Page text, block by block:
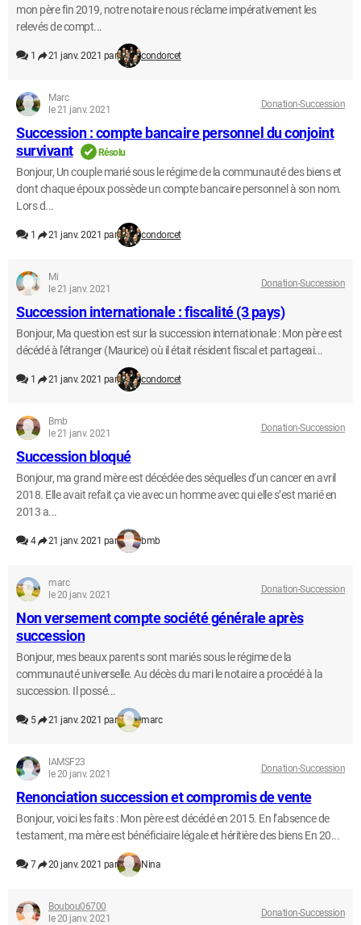
mon père fin 2019, notre notaire nous réclame impérativement les
relevés de compt...
1 21 janv. 2021 par condorcet
Marc
le 21 janv. 2021
Donation-Succession
Succession : compte bancaire personnel du conjoint
survivant
Résolu
Bonjour, Un couple marié sous le régime de la communauté des biens et
dont chaque époux possède un compte bancaire personnel à son nom.
Lors d...
1 21 janv. 2021 par condorcet
Mi
le 21 janv. 2021
Donation-Succession
Succession internationale : fiscalité (3 pays)
Bonjour, Ma question est sur la succession internationale : Mon père est
décédé à l'étranger (Maurice) où il était résident fiscal et partageai...
1 21 janv. 2021 par condorcet
Bmb
le 21 janv. 2021
Donation-Succession
Succession bloqué
Bonjour, ma grand mère est décédée des séquelles d’un cancer en avril
2018. Elle avait refait ça vie avec un homme avec qui elle s’est marié en
2013 a...
4 21 janv. 2021 par bmb
marc
le 20 janv. 2021
Donation-Succession
Non versement compte société générale après
succession
Bonjour, mes beaux parents sont mariés sous le régime de la
communauté universelle. Au décès du mari le notaire a procédé à la
succession. Il possé...
5 21 janv. 2021 par marc
IAMSF23
le 20 janv. 2021
Donation-Succession
Renonciation succession et compromis de vente
Bonjour, voici les faits : Mon père est décédé en 2015. En l’absence de
testament, ma mère est bénéficiaire légale et héritière des biens En 20...
7 20 janv. 2021 par Nina
Boubou06700
le 20 janv. 2021
Donation-Succession